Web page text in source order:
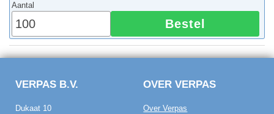
Aantal
Bestel
VERPAS B.V.
Dukaat 10
OVER VERPAS
Over Verpas